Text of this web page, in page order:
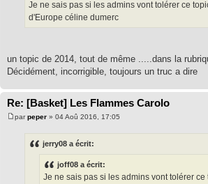
Je ne sais pas si les admins vont tolérer ce
d'Europe céline dumerc
un topic de 2014, tout de même .....dans la
Décidément, incorrigible, toujours un truc a dire
Re: [Basket] Les Flammes Carolo
parpeper » 04 Aoû 2016, 17:05
jerry08 a écrit:
joff08 a écrit:
Je ne sais pas si les admins vont tolérer